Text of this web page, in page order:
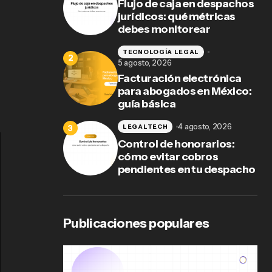
Flujo de caja en despachos
jurídicos: qué métricas
debes monitorear
Facturación electrónica
para abogados en México:
guía básica
TECNOLOGÍA LEGAL
5 agosto, 2026
Control de honorarios:
cómo evitar cobros
pendientes en tu despacho
LEGALTECH 4 agosto, 2026
Publicaciones populares